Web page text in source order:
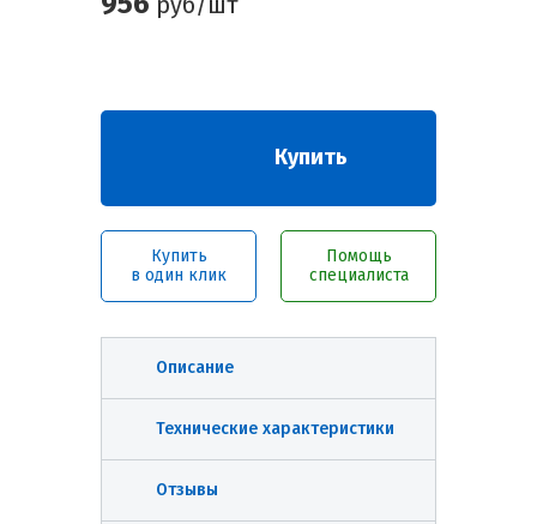
Купить
Купить
в один клик
Помощь
специалиста
Описание
Технические характеристики
Отзывы